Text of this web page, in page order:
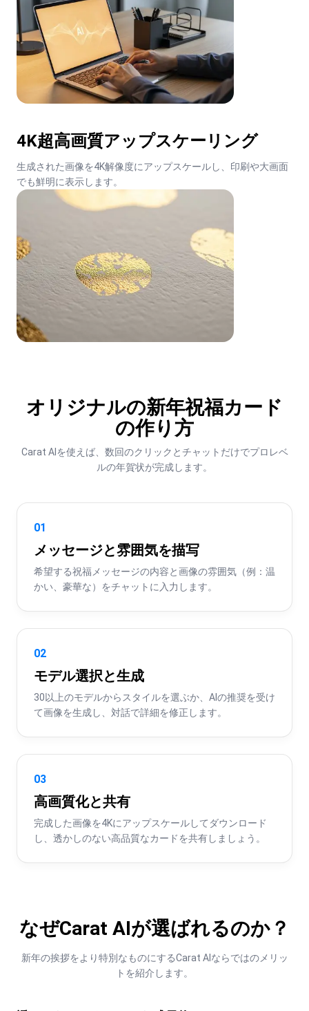
4K超高画質アップスケーリング
生成された画像を4K解像度にアップスケールし、印刷や大画面
でも鮮明に表示します。
オリジナルの新年祝福カード
の作り方
Carat AIを使えば、数回のクリックとチャットだけでプロレベ
ルの年賀状が完成します。
01
メッセージと雰囲気を描写
希望する祝福メッセージの内容と画像の雰囲気（例：温
かい、豪華な）をチャットに入力します。
02
モデル選択と生成
30以上のモデルからスタイルを選ぶか、AIの推奨を受け
て画像を生成し、対話で詳細を修正します。
03
高画質化と共有
完成した画像を4Kにアップスケールしてダウンロード
し、透かしのない高品質なカードを共有しましょう。
なぜCarat AIが選ばれるのか？
新年の挨拶をより特別なものにするCarat AIならではのメリッ
トを紹介します。